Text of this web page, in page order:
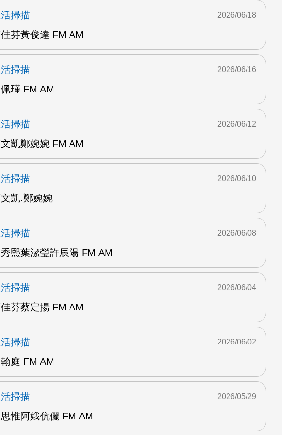
掃描
芬黃俊達 FM AM
2026/06/18
掃描
瑾 FM AM
2026/06/16
掃描
凱鄭婉婉 FM AM
2026/06/12
掃描
凱.鄭婉婉
2026/06/10
掃描
熙葉潔瑩許辰陽 FM AM
2026/06/08
掃描
芬蔡定揚 FM AM
2026/06/04
掃描
庭 FM AM
2026/06/02
掃描
惟阿娥伉儷 FM AM
2026/05/29